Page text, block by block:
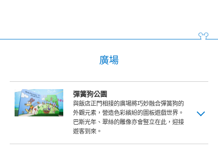
廣場
彈簧狗公園
與飯店正門相接的廣場將巧妙融合彈簧狗的
外觀元素，營造色彩繽紛的圖板遊戲世界。
巴斯光年、翠絲的雕像亦會竪立在此，迎接
遊客到來。